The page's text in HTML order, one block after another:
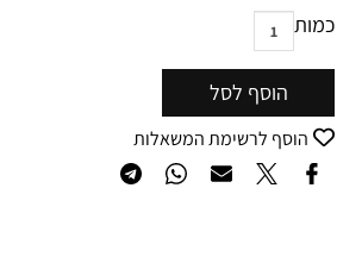
כמות
הוסף לסל
הוסף לרשימת המשאלות